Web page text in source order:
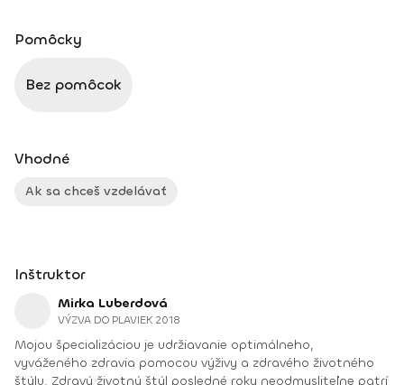
Pomôcky
Bez pomôcok
Vhodné
Ak sa chceš vzdelávať
Inštruktor
Mirka Luberdová
VÝZVA DO PLAVIEK 2018
Mojou špecializáciou je udržiavanie optimálneho,
vyváženého zdravia pomocou výživy a zdravého životného
štýlu. Zdravý životný štýl posledné roky neodmysliteľne patrí